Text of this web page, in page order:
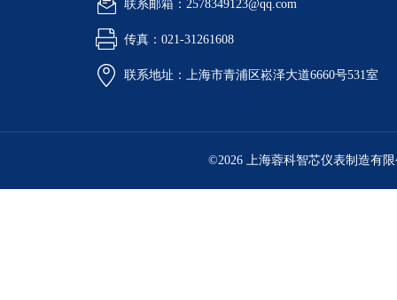
联系邮箱：2578349123@qq.com
传真：021-31261608
联系地址：上海市青浦区崧泽大道6660号531室
©2026 上海蓉科智芯仪表制造有